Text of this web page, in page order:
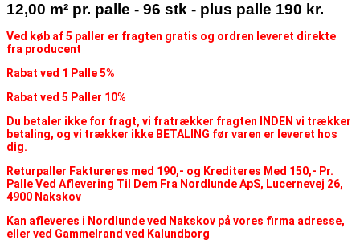
12,00 m² pr. palle - 96 stk - plus palle 190 kr.
Ved køb af 5 paller er fragten gratis og ordren leveret direkte
fra producent
Rabat ved 1 Palle 5%
Rabat ved 5 Paller 10%
Du betaler ikke for fragt, vi fratrækker fragten INDEN vi trækker
betaling, og vi trækker ikke BETALING før varen er leveret hos
dig.
Returpaller Faktureres med 190,- og Krediteres Med 150,- Pr.
Palle Ved Aflevering Til Dem Fra Nordlunde ApS, Lucernevej 26,
4900 Nakskov
Kan afleveres i Nordlunde ved Nakskov på vores firma adresse,
eller ved Gammelrand ved Kalundborg